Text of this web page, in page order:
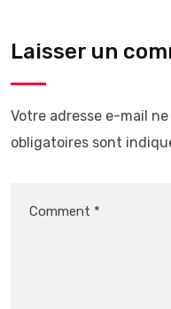
Laisser un
Votre adresse e-mail ne
obligatoires sont